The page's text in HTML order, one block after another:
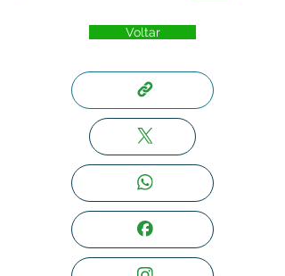
Voltar